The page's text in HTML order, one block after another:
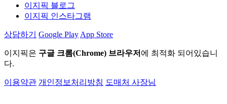
이지픽 블로그
이지픽 인스타그램
상담하기 Google Play App Store
이지픽은 구글 크롬(Chrome) 브라우저 에 최적화 되어있습니
다.
이용약관 개인정보처리방침 도매처 사장님